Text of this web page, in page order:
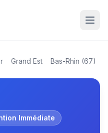
Grand Est Bas-Rhin (67)
Immédiate